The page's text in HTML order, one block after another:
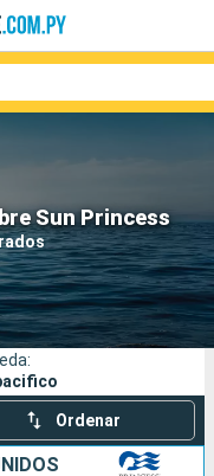
Sun Princess
Compañías
Ordenar